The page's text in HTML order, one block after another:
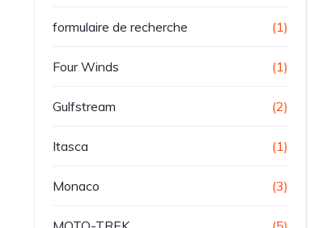
formulaire de recherche (1)
Four Winds (1)
Gulfstream (2)
Itasca (1)
Monaco (3)